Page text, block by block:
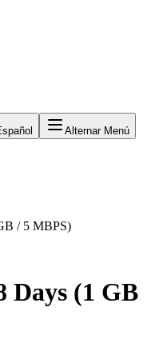
Alternar Menú
/ 5 MBPS)
Days (1 GB